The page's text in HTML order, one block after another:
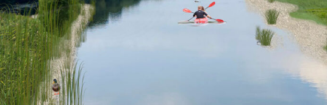
KINDERFLOHMÄRKTE IN LEIPZIG | ALLE TERMINE 2026
ALLE FLOHMARKT LEIPZIG AUGUST TERMINE 2026